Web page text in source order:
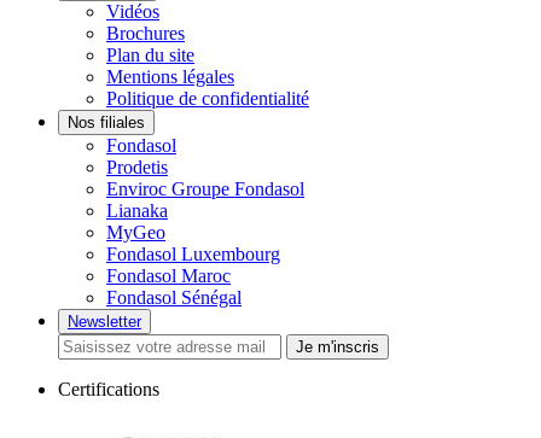
Vidéos
Brochures
Plan du site
Mentions légales
Politique de confidentialité
Nos filiales
Fondasol
Prodetis
Enviroc Groupe Fondasol
Lianaka
MyGeo
Fondasol Luxembourg
Fondasol Maroc
Fondasol Sénégal
Newsletter
Je m'inscris
Certifications